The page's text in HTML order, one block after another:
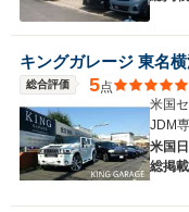
燃費
-
キングガレージ 東名
総合評価 5点
米国
JDM
米国
総掲